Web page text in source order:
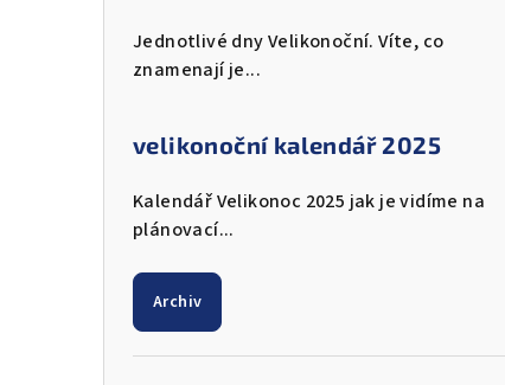
Jednotlivé dny Velikonoční. Víte, co
znamenají je...
velikonoční kalendář 2025
Kalendář Velikonoc 2025 jak je vidíme na
plánovací...
Archiv